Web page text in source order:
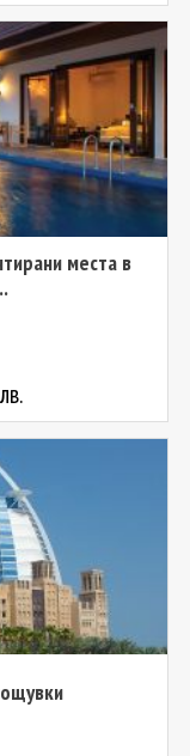
места в
лв.